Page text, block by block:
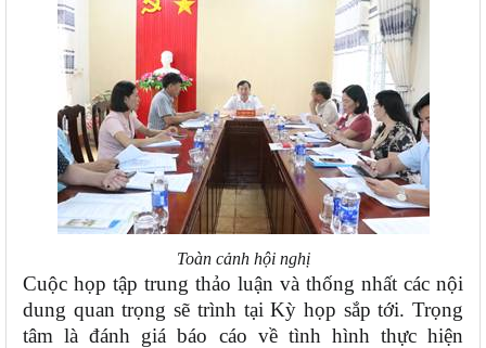
Toàn cảnh hội nghị
Cuộc họp tập trung thảo luận và thống nhất các nội
dung quan trọng sẽ trình tại Kỳ họp sắp tới. Trọng
tâm là đánh giá báo cáo về tình hình thực hiện